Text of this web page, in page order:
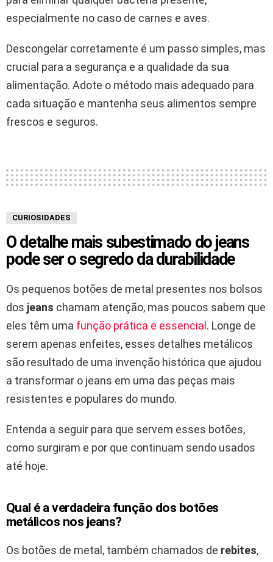
especialmente no caso de carnes e aves.
Descongelar corretamente é um passo simples, mas
crucial para a segurança e a qualidade da sua
alimentação. Adote o método mais adequado para
cada situação e mantenha seus alimentos sempre
frescos e seguros.
CURIOSIDADES
O detalhe mais subestimado do jeans
pode ser o segredo da durabilidade
Os pequenos botões de metal presentes nos bolsos
dos jeans chamam atenção, mas poucos sabem que
eles têm uma função prática e essencial . Longe de
serem apenas enfeites, esses detalhes metálicos
são resultado de uma invenção histórica que ajudou
a transformar o jeans em uma das peças mais
resistentes e populares do mundo.
Entenda a seguir para que servem esses botões,
como surgiram e por que continuam sendo usados
até hoje.
Qual é a verdadeira função dos botões
metálicos nos jeans?
Os botões de metal, também chamados de rebites,